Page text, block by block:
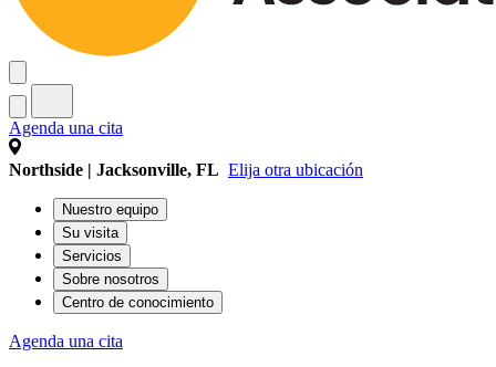
Agenda una cita
Northside | Jacksonville, FL Elija otra ubicación
Nuestro equipo
Su visita
Servicios
Sobre nosotros
Centro de conocimiento
Agenda una cita